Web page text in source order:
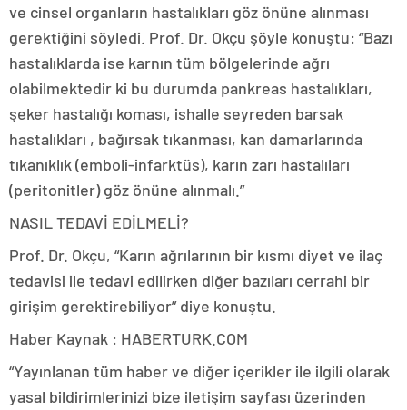
ve cinsel organların hastalıkları göz önüne alınması
gerektiğini söyledi. Prof. Dr. Okçu şöyle konuştu: “Bazı
hastalıklarda ise karnın tüm bölgelerinde ağrı
olabilmektedir ki bu durumda pankreas hastalıkları,
şeker hastalığı koması, ishalle seyreden barsak
hastalıkları , bağırsak tıkanması, kan damarlarında
tıkanıklık (emboli-infarktüs), karın zarı hastalıları
(peritonitler) göz önüne alınmalı.”
NASIL TEDAVİ EDİLMELİ?
Prof. Dr. Okçu, “Karın ağrılarının bir kısmı diyet ve ilaç
tedavisi ile tedavi edilirken diğer bazıları cerrahi bir
girişim gerektirebiliyor” diye konuştu.
Haber Kaynak : HABERTURK.COM
“Yayınlanan tüm haber ve diğer içerikler ile ilgili olarak
yasal bildirimlerinizi bize iletişim sayfası üzerinden